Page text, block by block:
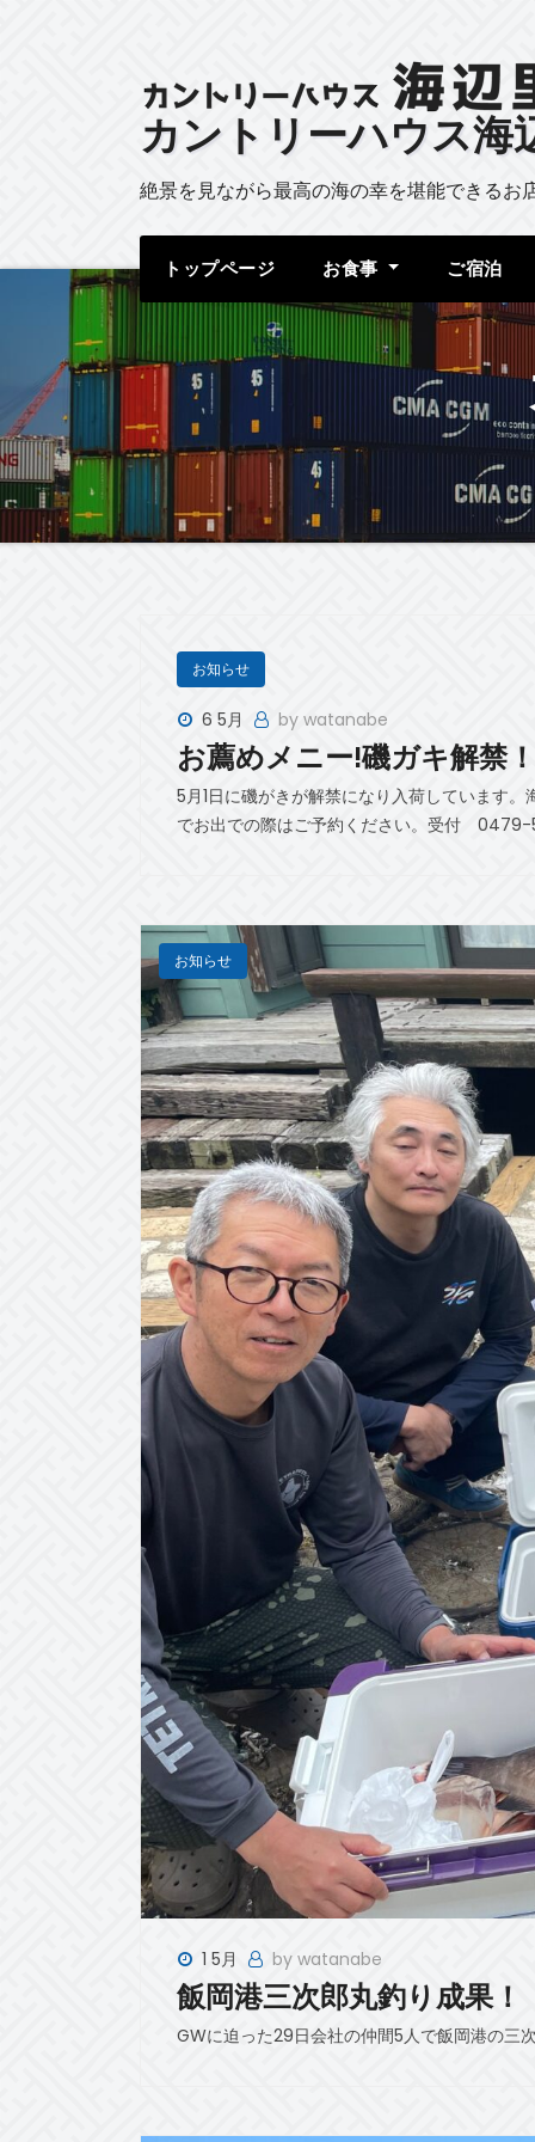
カントリーハウス海
絶景を見ながら最高の海の幸を堪能できるお
トップページ お食事 ご宿泊
お知らせ
6 5月 by watanabe
お薦めメニー!磯ガキ解禁
5月1日に磯がきが解禁になり入荷しています
でお出での際はご予約ください。受付
お知らせ
1 5月 by watanabe
飯岡港三次郎丸釣り成果！
GWに迫った29日会社の仲間5人で飯岡港の三